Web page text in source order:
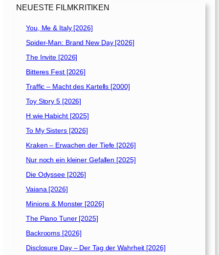
NEUESTE FILMKRITIKEN
You, Me & Italy [2026]
Spider-Man: Brand New Day [2026]
The Invite [2026]
Bitteres Fest [2026]
Traffic – Macht des Kartells [2000]
Toy Story 5 [2026]
H wie Habicht [2025]
To My Sisters [2026]
Kraken – Erwachen der Tiefe [2026]
Nur noch ein kleiner Gefallen [2025]
Die Odyssee [2026]
Vaiana [2026]
Minions & Monster [2026]
The Piano Tuner [2025]
Backrooms [2026]
Disclosure Day – Der Tag der Wahrheit [2026]